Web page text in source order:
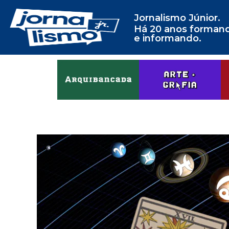
Jornalismo Júnior.
Há 20 anos
e informando.